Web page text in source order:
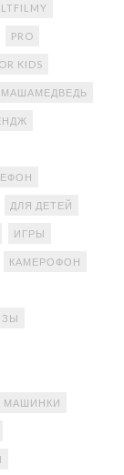
PRO
KIDS
МАШАМЕДВЕДЬ
ДЛЯ ДЕТЕЙ
ИГРЫ
КАМЕРОФОН
МАШИНКИ